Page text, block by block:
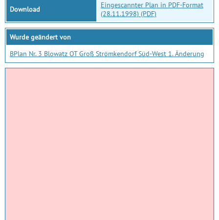
Download
Eingescannter Plan in PDF-Format
(28.11.1998) (PDF)
Wurde geändert von
BPlan Nr. 3 Blowatz OT Groß Strömkendorf Süd-West 1. Änderung